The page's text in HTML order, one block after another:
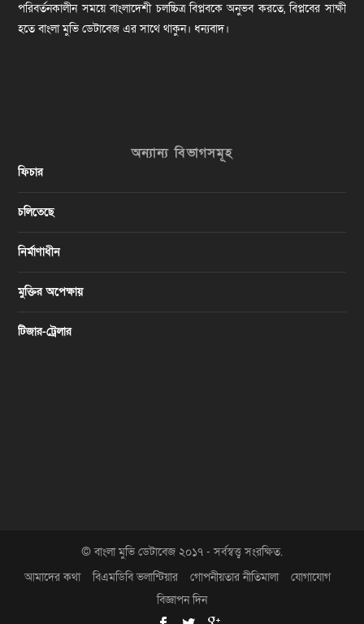
পরিবর্তনকালীন সময়ে বাংলাদেশী চলচ্চিত্র বিপ্লবকে অনুভব করতে, বিপ্লবের সাক্ষী
হতে বাংলা মুভি ডেটাবেজ এর সাথে থাকুন। ধন্যবাদ।
অন্যান্য বিভাগসমূহ
ফিচার
চলিতেছে
নির্মাণাধীন
মুক্তির অপেক্ষায়
টিজার-ট্রেলার
© বাংলা মুভি ডেটাবেজ ২০১৭ - সর্বস্বত্ত্ব সংরক্ষিত.
আমাদের কথা
বিএমডিবি ভলান্টিয়ার গোপনীয়তার নীতিমালা
যোগাযোগ
বিজ্ঞাপন দিন